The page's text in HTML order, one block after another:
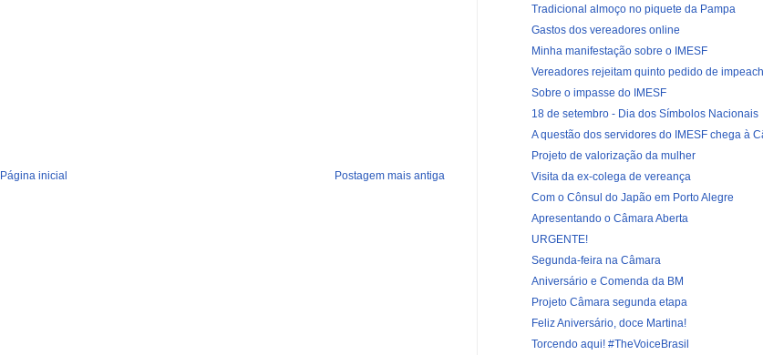
Postagem mais antiga
Página inicial
Tradicional almoço no piquete da Pampa
Gastos dos vereadores online
Minha manifestação sobre o IMESF
Vereadores rejeitam quinto pedido de
Sobre o impasse do IMESF
18 de setembro - Dia dos Símbolos Nacionais
A questão dos servidores do IMESF chega à
Projeto de valorização da mulher
Visita da ex-colega de vereança
Com o Cônsul do Japão em Porto Alegre
Apresentando o Câmara Aberta
URGENTE!
Segunda-feira na Câmara
Aniversário e Comenda da BM
Projeto Câmara segunda etapa
Feliz Aniversário, doce Martina!
Torcendo aqui! #TheVoiceBrasil